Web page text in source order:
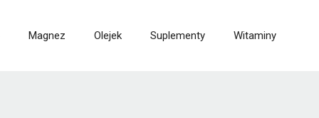
Magnez Olejek Suplementy Witaminy